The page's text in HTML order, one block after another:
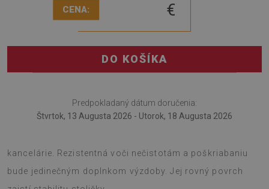
CENA: €
DO KOŠÍKA
Predpokladaný dátum doručenia:
Štvrtok, 13 Augusta 2026 - Utorok, 18 Augusta 2026
kancelárie. Rezistentná voči nečistotám a poškriabaniu
bude jedinečným doplnkom výzdoby. Jej rovný povrch